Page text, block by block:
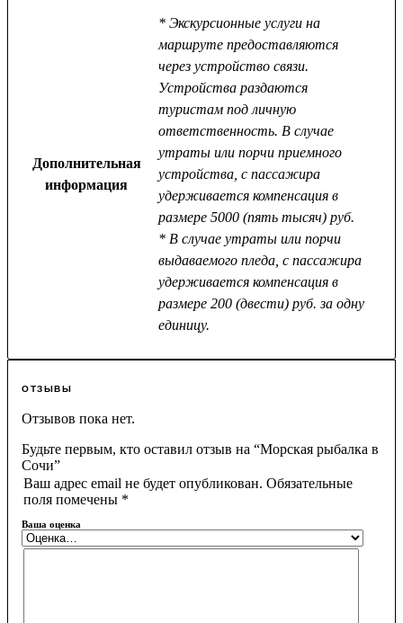
Дополнительная
информация
* Экскурсионные услуги на
маршруте предоставляются
через устройство связи.
Устройства раздаются
туристам под личную
ответственность. В случае
утраты или порчи приемного
устройства, с пассажира
удерживается компенсация в
размере 5000 (пять тысяч) руб.
* В случае утраты или порчи
выдаваемого пледа, с пассажира
удерживается компенсация в
размере 200 (двести) руб. за одну
единицу.
ОТЗЫВЫ
Отзывов пока нет.
Будьте первым, кто оставил отзыв на “Морская рыбалка в
Сочи”
Ваш адрес email не будет опубликован. Обязательные
поля помечены *
Ваша оценка